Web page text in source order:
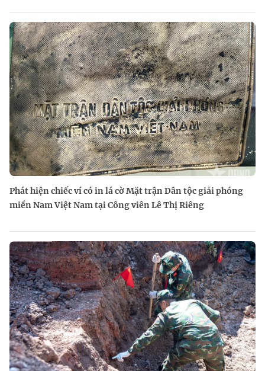
Phát hiện chiếc ví có in lá cờ Mặt trận Dân tộc giải phóng
miền Nam Việt Nam tại Công viên Lê Thị Riêng